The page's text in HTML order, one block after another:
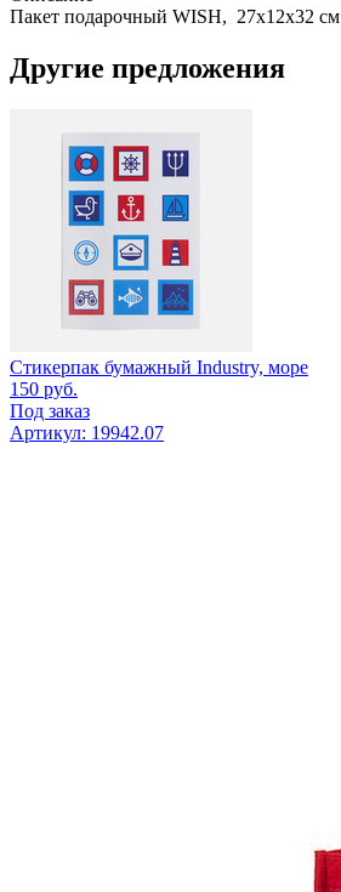
Пакет подарочный WISH, 27х12х32 см
Другие предложения
Стикерпак бумажный Industry, море
150 руб.
Под заказ
Артикул: 19942.07